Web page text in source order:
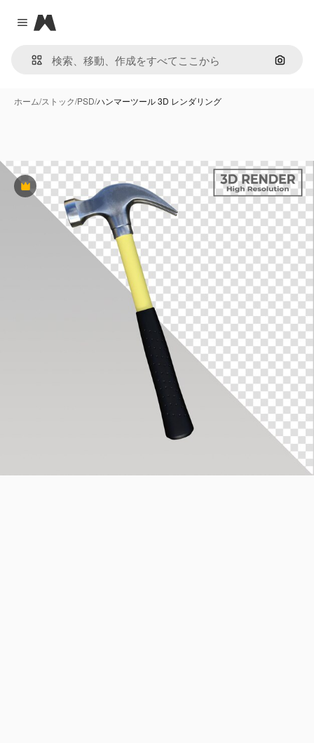
Close menu
Magnific
画像で
ホーム/ストック/PSD/ハンマーツール 3D レンダリング
Premium